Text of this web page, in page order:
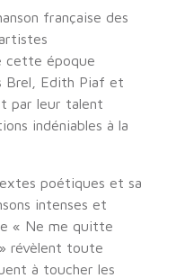
française des
cette époque
Brel, Edith Piaf et
par leur talent
indéniables à la
poétiques et sa
intenses et
« Ne me quitte
révèlent toute
à toucher les